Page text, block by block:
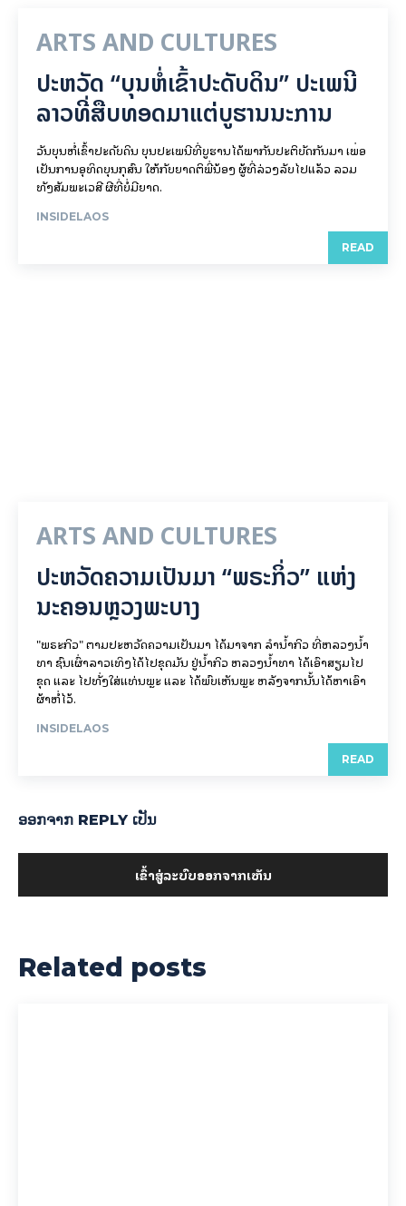
ARTS AND CULTURES
ປະຫວັດ “ບຸນຫໍ່ເຂົ້າປະດັບດິນ” ປະເພນີ
ລາວທີ່ສືບທອດມາແຕ່ບູຮານນະການ
ວັນບຸນຫໍ່ເຂົ້າປະດັບດິນ ບຸນປະເພນີທີ່ບູຮານໄດ້ພາກັນປະຕິບັດກັນມາ ເພື່ອ
ເປັນການອຸທິດບຸນກຸສົນ ໃຫ້ກັບຍາດຕິພີ່ນ້ອງ ຜູ້ທີ່ລ່ວງລັບໄປແລ້ວ ລວມ
ທັງສັມພະເວສີ ຜີທີ່ບໍ່ມີຍາດ.
INSIDELAOS
READ
ARTS AND CULTURES
ປະຫວັດຄວາມເປັນມາ “ພຣະກິ່ວ” ແຫ່ງ
ນະຄອນຫຼວງພະບາງ
"ພຣະກິວ" ຕາມປະຫວັດຄວາມເປັນມາ ໄດ້ມາຈາກ ລຳນ້ຳກິວ ທີ່ຫລວງນ້ຳ
ທາ ຊົນເຜົ່າລາວເທິງໄດ້ໄປຂຸດມັນ ຢູ່ນ້ຳກິວ ຫລວງນ້ຳທາ ໄດ້ເອົາສຽມໄປ
ຂຸດ ແລະ ໄປທັ່ງໃສ່ແທ່ນພຼະ ແລະ ໄດ້ພົບເຫັນພຼະ ຫລັງຈາກນັ້ນໄດ້ຫາເອົາ
ຜ້າຫໍ່ໄວ້.
INSIDELAOS
READ
ອອກ​ຈາກ REPLY ເປັນ
ເຂົ້າ​ສູ່​ລະ​ບົບ​ອອກ​ຈາກ​ເຫັນ
Related posts